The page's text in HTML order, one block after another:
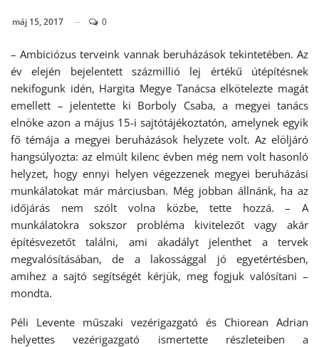
máj 15, 2017 0
– Ambiciózus terveink vannak beruházások tekintetében. Az
év elején bejelentett százmillió lej értékű útépítésnek
nekifogunk idén, Hargita Megye Tanácsa elkötelezte magát
emellett – jelentette ki Borboly Csaba, a megyei tanács
elnöke azon a május 15-i sajtótájékoztatón, amelynek egyik
fő témája a megyei beruházások helyzete volt. Az elöljáró
hangsúlyozta: az elmúlt kilenc évben még nem volt hasonló
helyzet, hogy ennyi helyen végezzenek megyei beruházási
munkálatokat már márciusban. Még jobban állnánk, ha az
időjárás nem szólt volna közbe, tette hozzá. – A
munkálatokra sokszor probléma kivitelezőt vagy akár
építésvezetőt találni, ami akadályt jelenthet a tervek
megvalósításában, de a lakossággal jó egyetértésben,
amihez a sajtó segítségét kérjük, meg fogjuk valósítani –
mondta.
Péli Levente műszaki vezérigazgató és Chiorean Adrian
helyettes vezérigazgató ismertette részleteiben a